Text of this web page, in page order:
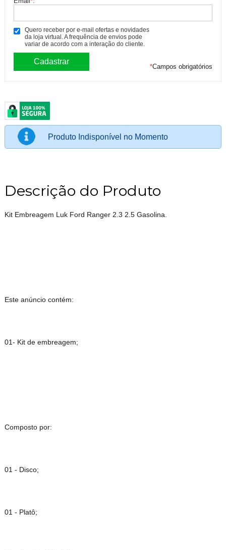
Quero receber por e-mail ofertas e novidades
da loja virtual. A frequência de envios pode
variar de acordo com a interação do cliente.
*Campos obrigatórios
Produto Indisponível no Momento
Descrição do Produto
Kit Embreagem Luk Ford Ranger 2.3 2.5 Gasolina.
Este anúncio contém:
01- Kit de embreagem;
Composto por:
01 - Disco;
01 - Platô;